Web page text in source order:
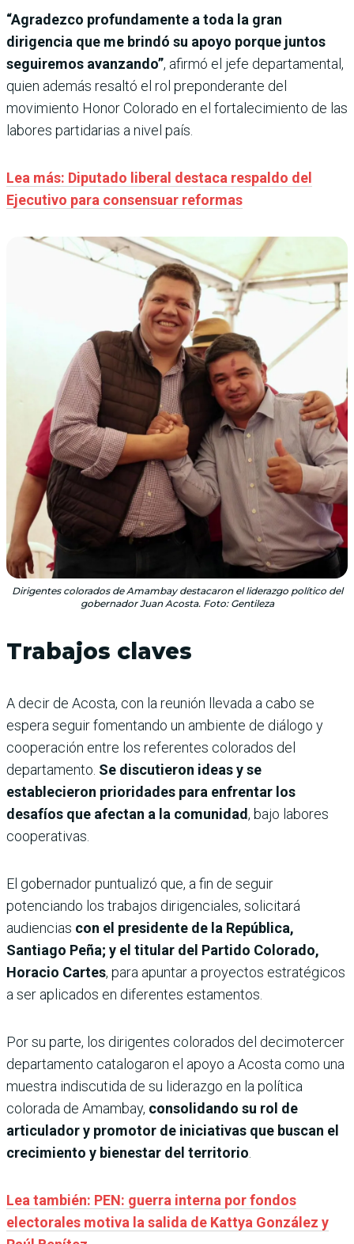
“Agradezco profundamente a toda la gran
dirigencia que me brindó su apoyo porque juntos
seguiremos avanzando”, afirmó el jefe departamental,
quien además resaltó el rol preponderante del
movimiento Honor Colorado en el fortalecimiento de las
labores partidarias a nivel país.
Lea más: Diputado liberal destaca respaldo del
Ejecutivo para consensuar reformas
Dirigentes colorados de Amambay destacaron el liderazgo político del
gobernador Juan Acosta. Foto: Gentileza
Trabajos claves
A decir de Acosta, con la reunión llevada a cabo se
espera seguir fomentando un ambiente de diálogo y
cooperación entre los referentes colorados del
departamento. Se discutieron ideas y se
establecieron prioridades para enfrentar los
desafíos que afectan a la comunidad, bajo labores
cooperativas.
El gobernador puntualizó que, a fin de seguir
potenciando los trabajos dirigenciales, solicitará
audiencias con el presidente de la República,
Santiago Peña; y el titular del Partido Colorado,
Horacio Cartes, para apuntar a proyectos estratégicos
a ser aplicados en diferentes estamentos.
Por su parte, los dirigentes colorados del decimotercer
departamento catalogaron el apoyo a Acosta como una
muestra indiscutida de su liderazgo en la política
colorada de Amambay, consolidando su rol de
articulador y promotor de iniciativas que buscan el
crecimiento y bienestar del territorio
Lea también: PEN: guerra interna por fondos
electorales motiva la salida de Kattya González y